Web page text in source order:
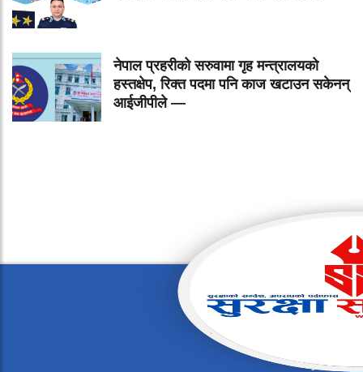
नेपाल प्रहरीको सरुवामा गृह मन्त्रालयको
हस्तक्षेप, रिक्त पदमा पनि काज खटाउन सकेनन्
आईजीपीले —